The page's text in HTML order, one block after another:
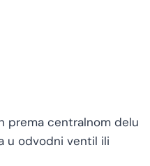
prema centralnom delu
u odvodni ventil ili